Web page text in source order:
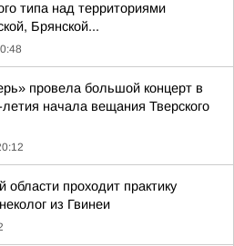
типа над территориями
Брянской...
провела большой концерт в
летия начала вещания Тверского
области проходит практику
из Гвинеи